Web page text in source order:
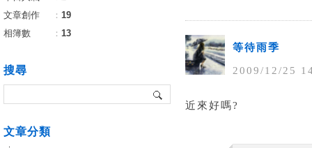
等待雨季
2009/12/25
近來好嗎?
文章創作
： 19
相簿數
： 13
搜尋
文章分類